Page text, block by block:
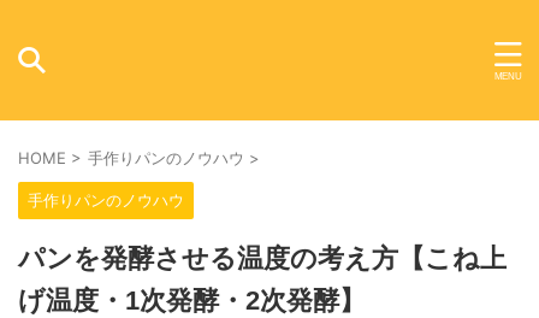
HOME > 手作りパンのノウハウ >
手作りパンのノウハウ
パンを発酵させる温度の考え方【こね上
げ温度・1次発酵・2次発酵】